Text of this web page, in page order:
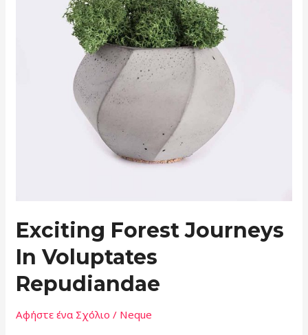
Exciting Forest Journeys
In Voluptates
Repudiandae
Αφήστε ένα Σχόλιο / Neque
Repudiandae